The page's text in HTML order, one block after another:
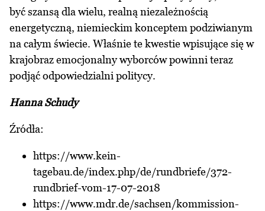
być szansą dla wielu, realną niezależnością
energetyczną, niemieckim konceptem podziwianym
na całym świecie. Właśnie te kwestie wpisujące się w
krajobraz emocjonalny wyborców powinni teraz
podjąć odpowiedzialni politycy.
Hanna Schudy
Źródła:
https://www.kein-
tagebau.de/index.php/de/rundbriefe/372-
rundbrief-vom-17-07-2018
https://www.mdr.de/sachsen/kommission-